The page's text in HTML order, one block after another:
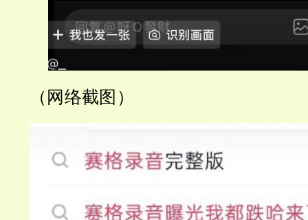
（网络截图）